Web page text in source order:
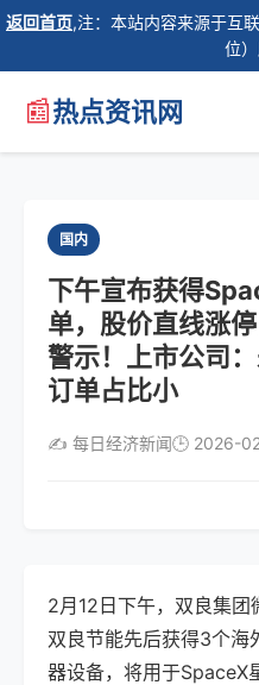
返回首页,注：本站内容来源于互
位）
📰热点资讯网
国内
下午宣布获得
单，股价直线涨
警示！上市公司：
订单占比小
✍️ 每日经济新闻🕒 2026-
2月12日下午，双良集团
双良节能先后获得3个海
器设备，将用于SpaceX